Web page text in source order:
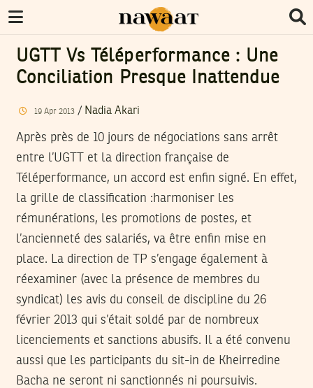
UGTT Vs Téléperformance : Une
Conciliation Presque Inattendue
19 Apr 2013/ Nadia Akari
Après près de 10 jours de négociations sans arrêt
entre l’UGTT et la direction française de
Téléperformance, un accord est enfin signé. En effet,
la grille de classification :harmoniser les
rémunérations, les promotions de postes, et
l’ancienneté des salariés, va être enfin mise en
place. La direction de TP s’engage également à
réexaminer (avec la présence de membres du
syndicat) les avis du conseil de discipline du 26
février 2013 qui s’était soldé par de nombreux
licenciements et sanctions abusifs. Il a été convenu
aussi que les participants du sit-in de Kheirredine
Bacha ne seront ni sanctionnés ni poursuivis.